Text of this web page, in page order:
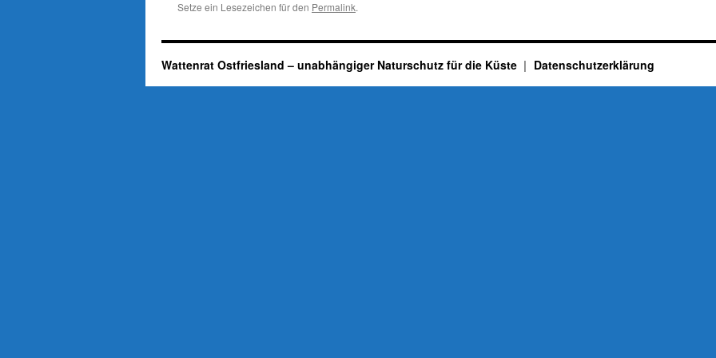
Setze ein Lesezeichen für den Permalink.
Wattenrat Ostfriesland – unabhängiger Naturschutz für die Küste Datenschutzerklärung